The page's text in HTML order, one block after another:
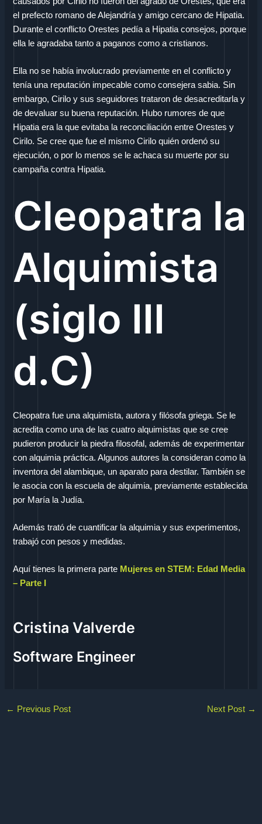
el prefecto romano de Alejandría y amigo cercano de Hipatia.
Durante el conflicto Orestes pedía a Hipatia consejos, porque
ella le agradaba tanto a paganos como a cristianos.
Ella no se había involucrado previamente en el conflicto y
tenía una reputación impecable como consejera sabia. Sin
embargo, Cirilo y sus seguidores trataron de desacreditarla y
de devaluar su buena reputación. Hubo rumores de que
Hipatia era la que evitaba la reconciliación entre Orestes y
Cirilo. Se cree que fue el mismo Cirilo quién ordenó su
ejecución, o por lo menos se le achaca su muerte por su
campaña contra Hipatia.
Cleopatra la
Alquimista
(siglo III
d.C)
Cleopatra fue una alquimista, autora y filósofa griega. Se le
acredita como una de las cuatro alquimistas que se cree
pudieron producir la piedra filosofal, además de experimentar
con alquimia práctica. Algunos autores la consideran como la
inventora del alambique, un aparato para destilar. También se
le asocia con la escuela de alquimia, previamente establecida
por María la Judía.
Además trató de cuantificar la alquimia y sus experimentos,
trabajó con pesos y medidas.
Aquí tienes la primera parte Mujeres en STEM: Edad Media
– Parte I
Cristina Valverde
Software Engineer
← Previous Post Next Post →